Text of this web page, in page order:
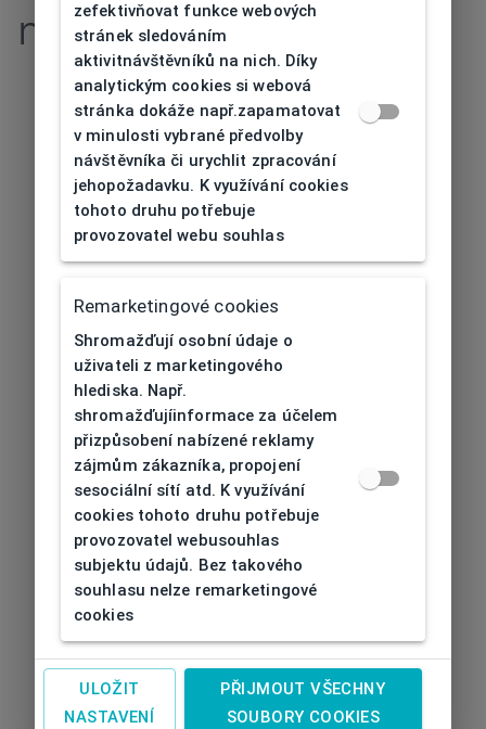
nenalezena
zefektivňovat funkce webových
stránek sledováním
aktivitnávštěvníků na nich. Díky
analytickým cookies si webová
stránka dokáže např.zapamatovat
v minulosti vybrané předvolby
návštěvníka či urychlit zpracování
jehopožadavku. K využívání cookies
tohoto druhu potřebuje
provozovatel webu souhlas
Remarketingové cookies
Shromažďují osobní údaje o
uživateli z marketingového
hlediska. Např.
shromažďujíinformace za účelem
přizpůsobení nabízené reklamy
zájmům zákazníka, propojení
sesociální sítí atd. K využívání
cookies tohoto druhu potřebuje
provozovatel webusouhlas
subjektu údajů. Bez takového
souhlasu nelze remarketingové
cookies
ULOŽIT
NASTAVENÍ
PŘIJMOUT VŠECHNY
SOUBORY COOKIES